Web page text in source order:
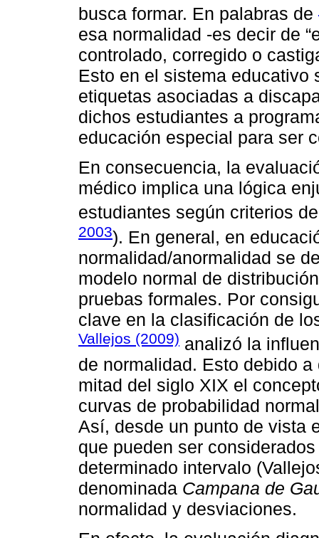
busca formar. En palabras de
esa normalidad -es decir de
controlado, corregido o
Esto en el sistema educativo
etiquetas asociadas a
dichos estudiantes a
educación especial para ser
En consecuencia, la
médico implica una lógica
estudiantes según criterios
2003). En general, en
normalidad/anormalidad se
modelo normal de
pruebas formales. Por
clave en la clasificación de
Vallejos (2009) analizó la
de normalidad. Esto debido
mitad del siglo XIX el
curvas de probabilidad
Así, desde un punto de vista
que pueden ser
determinado intervalo
denominada Campana de
normalidad y desviaciones.